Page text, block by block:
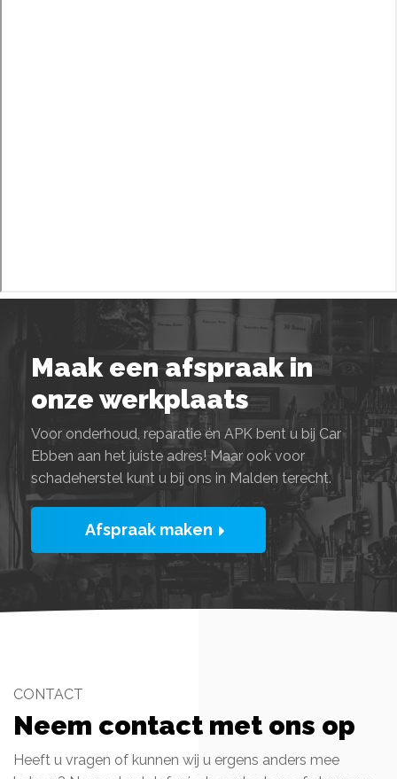
Maak een afspraak in
onze werkplaats
Voor onderhoud, reparatie én APK bent u bij Car
Ebben aan het juiste adres! Maar ook voor
schadeherstel kunt u bij ons in Malden terecht.
Afspraak maken
CONTACT
Neem contact met ons op
Heeft u vragen of kunnen wij u ergens anders mee